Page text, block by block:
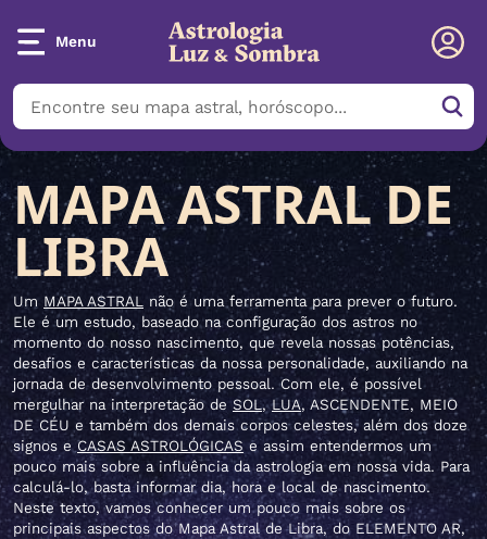
Menu
MAPA ASTRAL DE
LIBRA
Um MAPA ASTRAL não é uma ferramenta para prever o futuro.
Ele é um estudo, baseado na configuração dos astros no
momento do nosso nascimento, que revela nossas potências,
desafios e características da nossa personalidade, auxiliando na
jornada de desenvolvimento pessoal. Com ele, é possível
mergulhar na interpretação de SOL,LUA, ASCENDENTE, MEIO
DE CÉU e também dos demais corpos celestes, além dos doze
signos eCASAS ASTROLÓGICAS e assim entendermos um
pouco mais sobre a influência da astrologia em nossa vida. Para
calculá-lo, basta informar dia, hora e local de nascimento.
Neste texto, vamos conhecer um pouco mais sobre os
principais aspectos do Mapa Astral de Libra, do ELEMENTO AR,